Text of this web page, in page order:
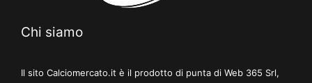
Chi siamo
Il sito Calciomercato.it è il prodotto di punta di Web 365 Srl,